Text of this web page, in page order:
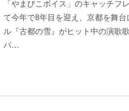
「やまびこボイス」のキャッチフ
て今年で8年目を迎え、京都を舞
ル『古都の雪』がヒット中の演歌
パ…